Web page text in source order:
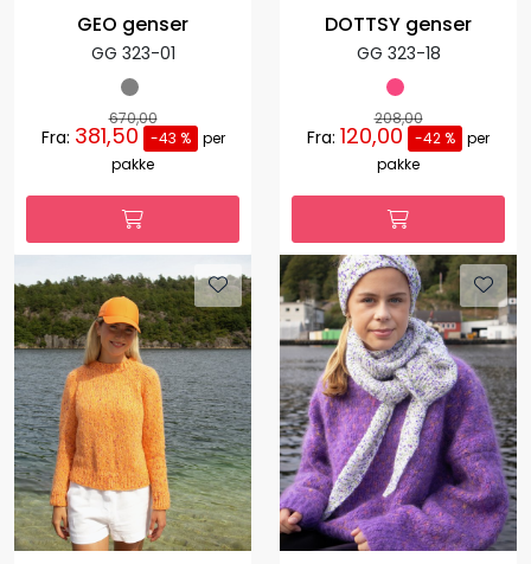
GEO genser
GG 323-01
670,00
Fra: 381,50 -43 %
per
pakke
DOTTSY genser
GG 323-18
208,00
Fra: 120,00 -42 % per
pakke